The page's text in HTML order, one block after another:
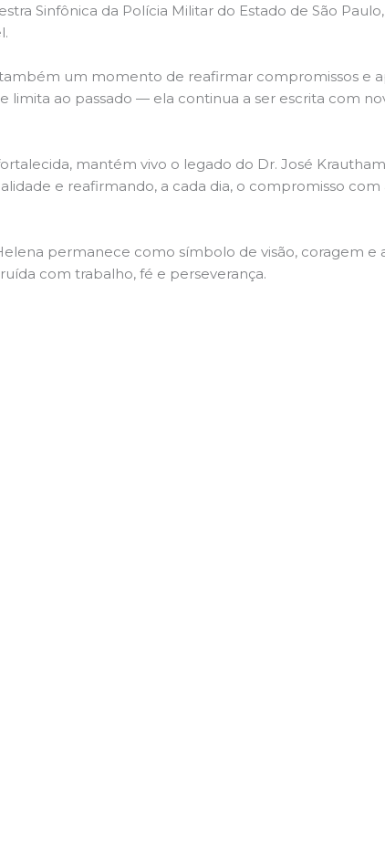
Sinfônica da Polícia Militar do Estado de São
um momento de reafirmar compromissos e
limita ao passado — ela continua a ser escrita com
mantém vivo o legado do Dr. José
e reafirmando, a cada dia, o compromisso
permanece como símbolo de visão, coragem
com trabalho, fé e perseverança.